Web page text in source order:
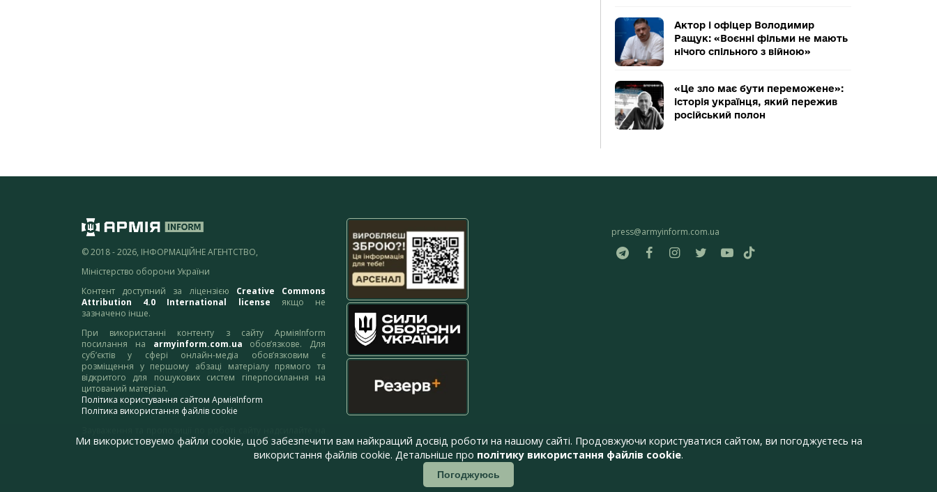
Актор і офіцер Володимир
Ращук: «Воєнні фільми не мають
нічого спільного з війною»
«Це зло має бути переможене»:
історія українця, який пережив
російський полон
© 2018 - 2026, ІНФОРМАЦІЙНЕ АГЕНТСТВО,
Міністерство оборони України
Контент доступний за ліцензією Creative Commons
Attribution 4.0 International license якщо не
зазначено інше.
При використанні контенту з сайту АрміяInform
посилання на armyinform.com.ua обов’язкове. Для
суб’єктів у сфері онлайн-медіа обов’язковим є
розміщення у першому абзаці матеріалу прямого та
відкритого для пошукових систем гіперпосилання на
цитований матеріал.
Політика користування сайтом АрміяInform
Політика використання файлів cookie
адресу:webmaster@armyinform.com.ua
press@armyinform.com.ua
Ми використовуємо файли cookie, щоб забезпечити вам найкращий досвід роботи на нашому сайті. Продовжуючи користуватися сайтом, ви погоджуєтесь на
використання файлів cookie. Детальніше про політику використання файлів cookie.
Погоджуюсь